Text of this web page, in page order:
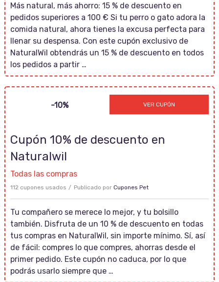
Más natural, más ahorro: 15 % de descuento en
pedidos superiores a 100 € Si tu perro o gato adora la
comida natural, ahora tienes la excusa perfecta para
llenar su despensa. Con este cupón exclusivo de
NaturalWil obtendrás un 15 % de descuento en todos
los pedidos a partir …
-10% VER CUPÓN
Cupón 10% de descuento en
Naturalwil
Todas las compras
112 cupones usados Publicado por Cupones Pet
Tu compañero se merece lo mejor, y tu bolsillo
también. Disfruta de un 10 % de descuento en todas
tus compras en NaturalWil, sin importe mínimo. Sí, así
de fácil: compres lo que compres, ahorras desde el
primer pedido. Este cupón no caduca, por lo que
podrás usarlo siempre que …